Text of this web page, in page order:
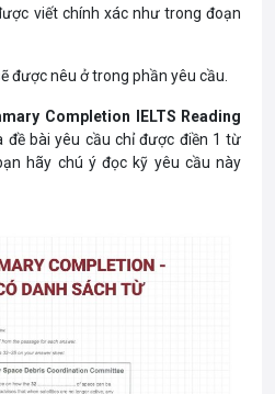
viết chính xác như trong đoạn
được nêu ở trong phần yêu cầu.
Completion IELTS Reading
đề bài yêu cầu chỉ được điền 1 từ
hãy chú ý đọc kỹ yêu cầu này